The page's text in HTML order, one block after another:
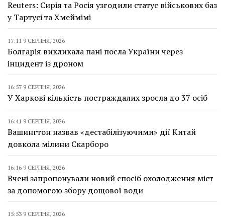
Reuters: Сирія та Росія узгодили статус військових баз
у Тартусі та Хмеймімі
17:11 9 СЕРПНЯ, 2026
Болгарія викликала пані посла України через
інцидент із дроном
16:57 9 СЕРПНЯ, 2026
У Харкові кількість постраждалих зросла до 37 осіб
16:41 9 СЕРПНЯ, 2026
Вашингтон назвав «дестабілізуючими» дії Китай
довкола мілини Скарборо
16:16 9 СЕРПНЯ, 2026
Вчені запропонували новий спосіб охолодження міст
за допомогою збору дощової води
15:53 9 СЕРПНЯ, 2026